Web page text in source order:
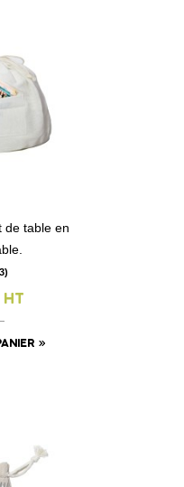
de table en